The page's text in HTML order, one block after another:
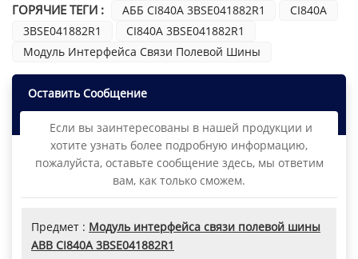
ГОРЯЧИЕ ТЕГИ : АББ CI840A 3BSE041882R1
CI840A
3BSE041882R1
CI840A 3BSE041882R1
Модуль Интерфейса Связи Полевой Шины
Оставить Сообщение
Если вы заинтересованы в нашей продукции и
хотите узнать более подробную информацию,
пожалуйста, оставьте сообщение здесь, мы ответим
вам, как только сможем.
Предмет : Модуль интерфейса связи полевой шины
ABB CI840A 3BSE041882R1